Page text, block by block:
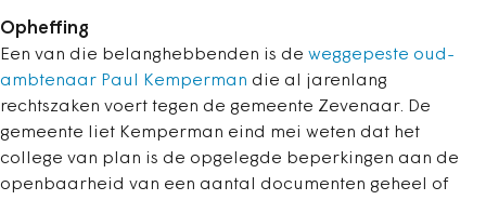
Opheffing
Een van die belanghebbenden is de weggepeste oud-
ambtenaar Paul Kemperman die al jarenlang
rechtszaken voert tegen de gemeente Zevenaar. De
gemeente liet Kemperman eind mei weten dat het
college van plan is de opgelegde beperkingen aan de
openbaarheid van een aantal documenten geheel of